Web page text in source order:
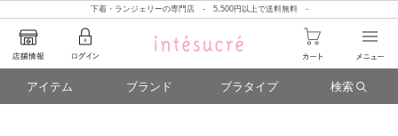
下着・ランジェリーの専門店 - 5,500円以上で送料無料 -
アイテム ブランド ブラタイプ 検索